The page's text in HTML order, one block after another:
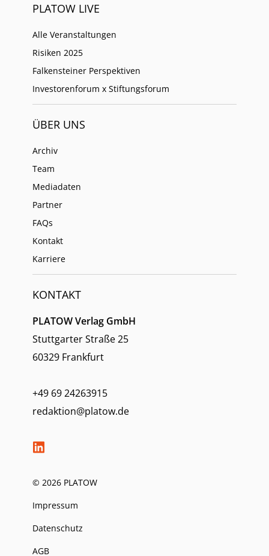
PLATOW LIVE
Alle Veranstaltungen
Risiken 2025
Falkensteiner Perspektiven
Investorenforum x Stiftungsforum
ÜBER UNS
Archiv
Team
Mediadaten
Partner
FAQs
Kontakt
Karriere
KONTAKT
PLATOW Verlag GmbH
Stuttgarter Straße 25
60329 Frankfurt
+49 69 24263915
redaktion@platow.de
© 2026 PLATOW
Impressum
Datenschutz
AGB